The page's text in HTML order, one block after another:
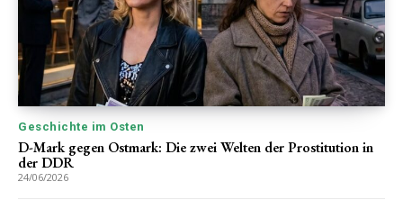
Geschichte im Osten
D-Mark gegen Ostmark: Die zwei Welten der Prostitution in
der DDR
24/06/2026